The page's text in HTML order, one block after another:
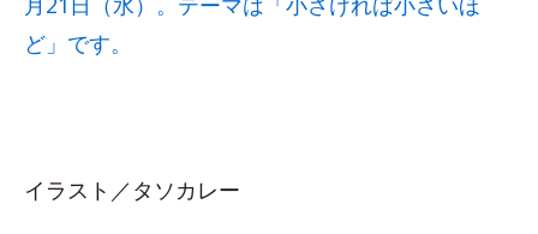
ど」です。
イラスト／タソカレー